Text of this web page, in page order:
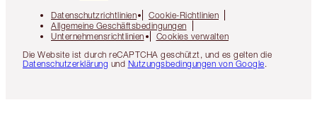
Datenschutzrichtlinien
Cookie-Richtlinien
Allgemeine Geschäftsbedingungen
Unternehmensrichtlinien
Cookies verwalten
Die Website ist durch reCAPTCHA geschützt, und es gelten die
Datenschutzerklärung und Nutzungsbedingungen von Google.